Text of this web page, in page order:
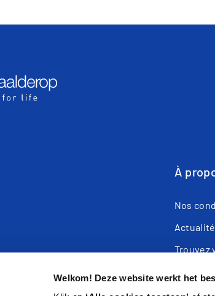
Welkom! Deze website werkt het
À
Nos
Trouvez